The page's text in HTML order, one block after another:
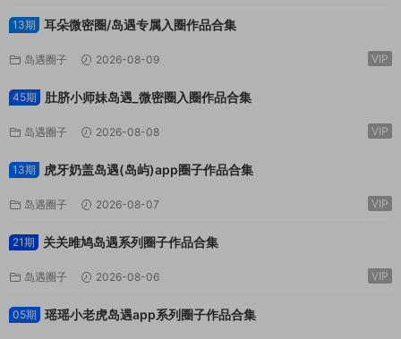
13期 耳朵微密圈/岛遇专属入圈作品合集
岛遇圈子 2026-08-09 VIP
45期 肚脐小师妹岛遇_微密圈入圈作品合集
岛遇圈子 2026-08-08 VIP
13期 虎牙奶盖岛遇(岛屿)app圈子作品合集
岛遇圈子 2026-08-07 VIP
21期 关关雎鸠岛遇系列圈子作品合集
岛遇圈子 2026-08-06 VIP
05期 瑶瑶小老虎岛遇app系列圈子作品合集